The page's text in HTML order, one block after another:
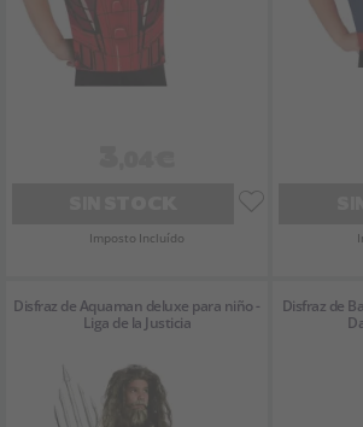
Imposto Incluído
Disfraz de Aquaman deluxe para niño -
Liga de la Justicia
Disfraz de